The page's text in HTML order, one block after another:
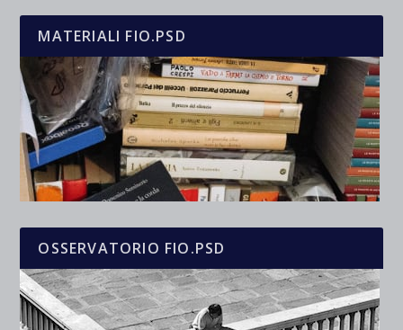
MATERIALI FIO.PSD
OSSERVATORIO FIO.PSD